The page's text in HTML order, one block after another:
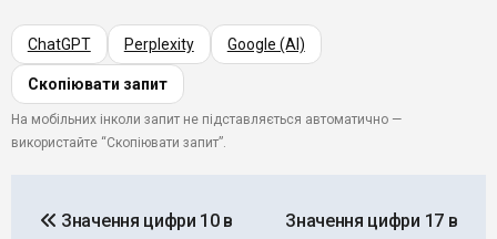
ChatGPT Perplexity Google (AI)
Скопіювати запит
На мобільних інколи запит не підставляється автоматично —
використайте “Скопіювати запит”.
Значення цифри 10 в
Значення цифри 17 в